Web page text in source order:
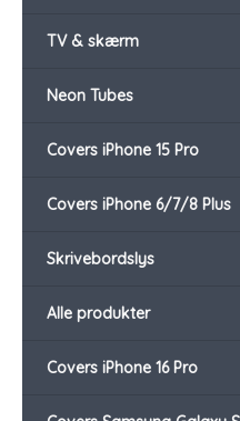
TV & skærm
Neon Tubes
Covers iPhone 15 Pro
Covers iPhone 6/7/8 Plus
Skrivebordslys
Alle produkter
Covers iPhone 16 Pro